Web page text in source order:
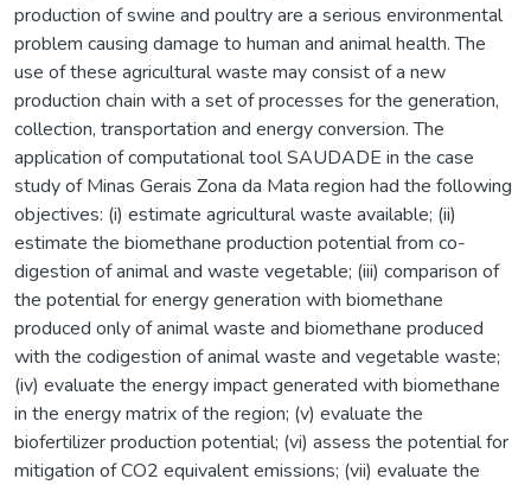
production of swine and poultry are a serious environmental
problem causing damage to human and animal health. The
use of these agricultural waste may consist of a new
production chain with a set of processes for the generation,
collection, transportation and energy conversion. The
application of computational tool SAUDADE in the case
study of Minas Gerais Zona da Mata region had the following
objectives: (i) estimate agricultural waste available; (ii)
estimate the biomethane production potential from co-
digestion of animal and waste vegetable; (iii) comparison of
the potential for energy generation with biomethane
produced only of animal waste and biomethane produced
with the codigestion of animal waste and vegetable waste;
(iv) evaluate the energy impact generated with biomethane
in the energy matrix of the region; (v) evaluate the
biofertilizer production potential; (vi) assess the potential for
mitigation of CO2 equivalent emissions; (vii) evaluate the